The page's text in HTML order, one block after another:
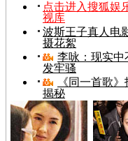
点击进入搜狐娱
视库
波斯王子真人电
摄花絮
李咏：现实中
发牢骚
《同一首歌》
揭秘